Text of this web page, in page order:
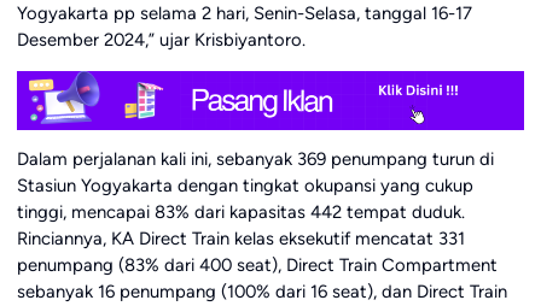
Yogyakarta pp selama 2 hari, Senin-Selasa, tanggal 16-17
Desember 2024,” ujar Krisbiyantoro.
Dalam perjalanan kali ini, sebanyak 369 penumpang turun di
Stasiun Yogyakarta dengan tingkat okupansi yang cukup
tinggi, mencapai 83% dari kapasitas 442 tempat duduk.
Rinciannya, KA Direct Train kelas eksekutif mencatat 331
penumpang (83% dari 400 seat), Direct Train Compartment
sebanyak 16 penumpang (100% dari 16 seat), dan Direct Train